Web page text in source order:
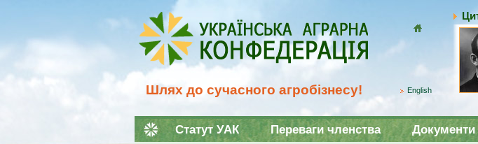
Шлях до сучасного агробізнесу! English
Статут УАК Переваги членства Документи